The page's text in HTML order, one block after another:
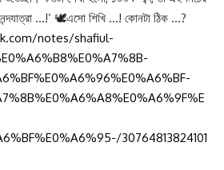
কতটা শেখা হলো, ১০০+ শব্দ, তা এই নিচের
…!’ 🕊এসো শিখি …! কোনটা ঠিক …?
notes/shafiul-
30764813824101